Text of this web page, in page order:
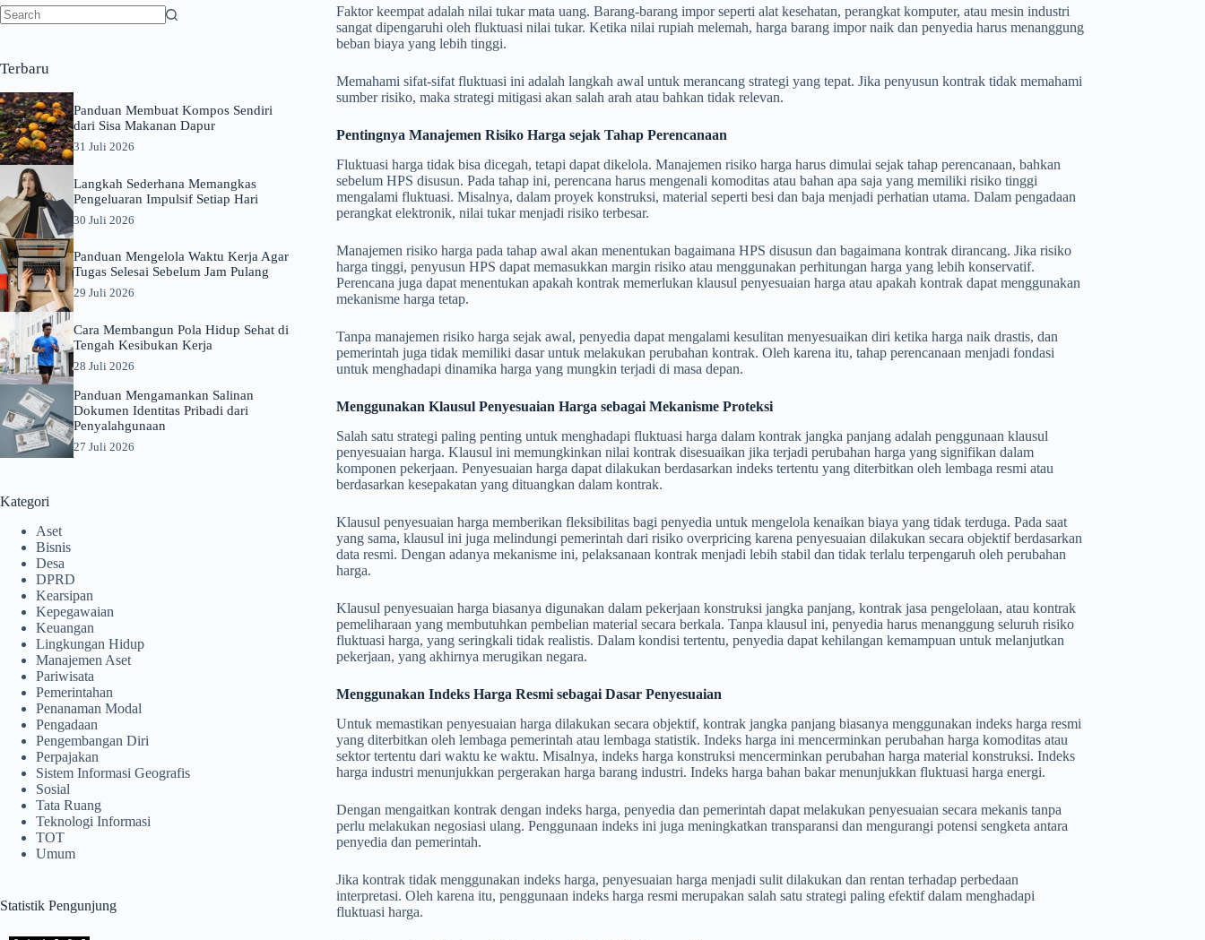
Faktor keempat adalah nilai tukar mata uang. Barang-barang impor seperti alat kesehatan, perangkat komputer, atau mesin industri
sangat dipengaruhi oleh fluktuasi nilai tukar. Ketika nilai rupiah melemah, harga barang impor naik dan penyedia harus menanggung
beban biaya yang lebih tinggi.
Memahami sifat-sifat fluktuasi ini adalah langkah awal untuk merancang strategi yang tepat. Jika penyusun kontrak tidak memahami
sumber risiko, maka strategi mitigasi akan salah arah atau bahkan tidak relevan.
Pentingnya Manajemen Risiko Harga sejak Tahap Perencanaan
Fluktuasi harga tidak bisa dicegah, tetapi dapat dikelola. Manajemen risiko harga harus dimulai sejak tahap perencanaan, bahkan
sebelum HPS disusun. Pada tahap ini, perencana harus mengenali komoditas atau bahan apa saja yang memiliki risiko tinggi
mengalami fluktuasi. Misalnya, dalam proyek konstruksi, material seperti besi dan baja menjadi perhatian utama. Dalam pengadaan
perangkat elektronik, nilai tukar menjadi risiko terbesar.
Manajemen risiko harga pada tahap awal akan menentukan bagaimana HPS disusun dan bagaimana kontrak dirancang. Jika risiko
harga tinggi, penyusun HPS dapat memasukkan margin risiko atau menggunakan perhitungan harga yang lebih konservatif.
Perencana juga dapat menentukan apakah kontrak memerlukan klausul penyesuaian harga atau apakah kontrak dapat menggunakan
mekanisme harga tetap.
Tanpa manajemen risiko harga sejak awal, penyedia dapat mengalami kesulitan menyesuaikan diri ketika harga naik drastis, dan
pemerintah juga tidak memiliki dasar untuk melakukan perubahan kontrak. Oleh karena itu, tahap perencanaan menjadi fondasi
untuk menghadapi dinamika harga yang mungkin terjadi di masa depan.
Menggunakan Klausul Penyesuaian Harga sebagai Mekanisme Proteksi
Salah satu strategi paling penting untuk menghadapi fluktuasi harga dalam kontrak jangka panjang adalah penggunaan klausul
penyesuaian harga. Klausul ini memungkinkan nilai kontrak disesuaikan jika terjadi perubahan harga yang signifikan dalam
komponen pekerjaan. Penyesuaian harga dapat dilakukan berdasarkan indeks tertentu yang diterbitkan oleh lembaga resmi atau
berdasarkan kesepakatan yang dituangkan dalam kontrak.
Klausul penyesuaian harga memberikan fleksibilitas bagi penyedia untuk mengelola kenaikan biaya yang tidak terduga. Pada saat
yang sama, klausul ini juga melindungi pemerintah dari risiko overpricing karena penyesuaian dilakukan secara objektif berdasarkan
data resmi. Dengan adanya mekanisme ini, pelaksanaan kontrak menjadi lebih stabil dan tidak terlalu terpengaruh oleh perubahan
harga.
Klausul penyesuaian harga biasanya digunakan dalam pekerjaan konstruksi jangka panjang, kontrak jasa pengelolaan, atau kontrak
pemeliharaan yang membutuhkan pembelian material secara berkala. Tanpa klausul ini, penyedia harus menanggung seluruh risiko
fluktuasi harga, yang seringkali tidak realistis. Dalam kondisi tertentu, penyedia dapat kehilangan kemampuan untuk melanjutkan
pekerjaan, yang akhirnya merugikan negara.
Menggunakan Indeks Harga Resmi sebagai Dasar Penyesuaian
Untuk memastikan penyesuaian harga dilakukan secara objektif, kontrak jangka panjang biasanya menggunakan indeks harga resmi
yang diterbitkan oleh lembaga pemerintah atau lembaga statistik. Indeks harga ini mencerminkan perubahan harga komoditas atau
sektor tertentu dari waktu ke waktu. Misalnya, indeks harga konstruksi mencerminkan perubahan harga material konstruksi. Indeks
harga industri menunjukkan pergerakan harga barang industri. Indeks harga bahan bakar menunjukkan fluktuasi harga energi.
Dengan mengaitkan kontrak dengan indeks harga, penyedia dan pemerintah dapat melakukan penyesuaian secara mekanis tanpa
perlu melakukan negosiasi ulang. Penggunaan indeks ini juga meningkatkan transparansi dan mengurangi potensi sengketa antara
penyedia dan pemerintah.
Jika kontrak tidak menggunakan indeks harga, penyesuaian harga menjadi sulit dilakukan dan rentan terhadap perbedaan
interpretasi. Oleh karena itu, penggunaan indeks harga resmi merupakan salah satu strategi paling efektif dalam menghadapi
fluktuasi harga.
Terbaru
Panduan Membuat Kompos Sendiri
dari Sisa Makanan Dapur
31 Juli 2026
Langkah Sederhana Memangkas
Pengeluaran Impulsif Setiap Hari
30 Juli 2026
Panduan Mengelola Waktu Kerja Agar
Tugas Selesai Sebelum Jam Pulang
29 Juli 2026
Cara Membangun Pola Hidup Sehat di
Tengah Kesibukan Kerja
28 Juli 2026
Panduan Mengamankan Salinan
Dokumen Identitas Pribadi dari
Penyalahgunaan
27 Juli 2026
Kategori
Aset
Bisnis
Desa
DPRD
Kearsipan
Kepegawaian
Keuangan
Lingkungan Hidup
Manajemen Aset
Pariwisata
Pemerintahan
Penanaman Modal
Pengadaan
Pengembangan Diri
Perpajakan
Sistem Informasi Geografis
Sosial
Tata Ruang
Teknologi Informasi
TOT
Umum
Statistik Pengunjung